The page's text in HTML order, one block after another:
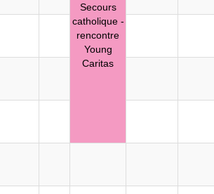
Secours
catholique -
rencontre
Young
Caritas